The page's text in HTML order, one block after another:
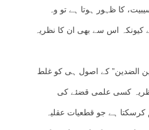
کا ظہور ہوتا ہے تو وہ
اس سے بھی ان کا نظریہ
الضدین” کے اصول ہی کو غلط
نظریہ کسی علمی قضئے کی
کرسکتا ہے جو قطعیات عقلیہ